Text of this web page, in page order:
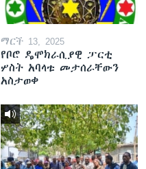
ማርች 13, 2025
የቦሮ ዴሞክራሲያዊ ፓርቲ
ሦስት አባላቱ መታሰራቸውን
አስታወቀ